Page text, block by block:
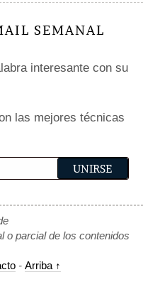
SEMANAL
interesante con su
las mejores técnicas
o parcial de los contenidos
- Arriba ↑